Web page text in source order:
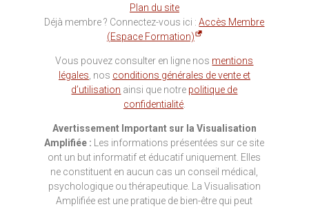
Plan du site
Déjà membre ? Connectez-vous ici :Accès Membre
(Espace Formation)
Vous pouvez consulter en ligne nos mentions
légales, nos conditions générales de vente et
d’utilisation ainsi que notre politique de
confidentialité.
Avertissement Important sur la Visualisation
Amplifiée : Les informations présentées sur ce site
ont un but informatif et éducatif uniquement. Elles
ne constituent en aucun cas un conseil médical,
psychologique ou thérapeutique. La Visualisation
Amplifiée est une pratique de bien-être qui peut